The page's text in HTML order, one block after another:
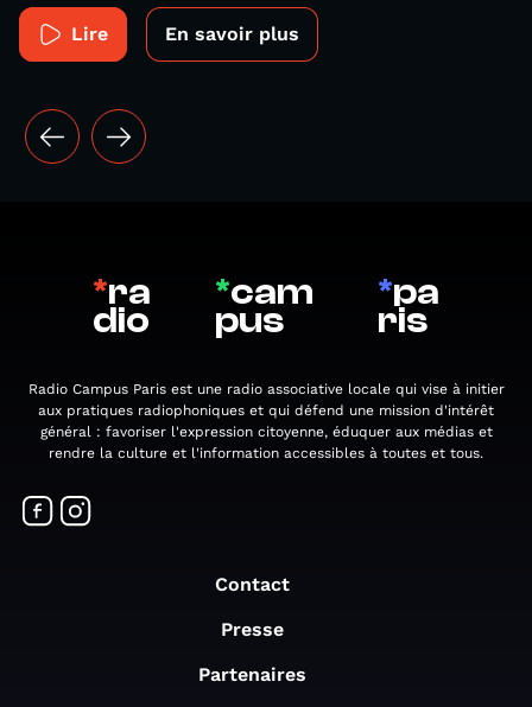
Lire En savoir plus
*ra
dio
*cam
pus
*pa
ris
Radio Campus Paris est une radio associative locale qui vise à initier
aux pratiques radiophoniques et qui défend une mission d'intérêt
général : favoriser l'expression citoyenne, éduquer aux médias et
rendre la culture et l'information accessibles à toutes et tous.
Contact
Presse
Partenaires